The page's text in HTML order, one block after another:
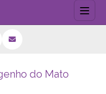
ENGENHO DO MATO
do Mato